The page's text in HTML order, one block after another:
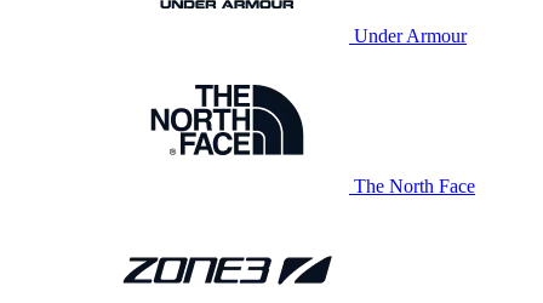
Under Armour
The North Face